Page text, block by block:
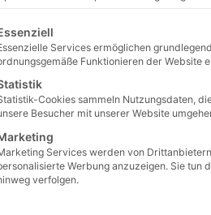
steigt seit Jahren – und
der erneuerbaren
quer über alle
und absolut
eine Liste der Service-
Services ermöglichen
Funktionieren der Website
Cookies sammeln Nutzungsdaten,
Besucher mit unserer Website
Services werden von
Werbung anzuzeigen. Sie tun
verfolgen.